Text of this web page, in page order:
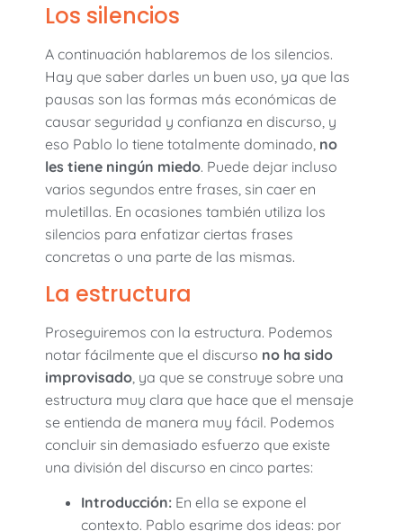
Los silencios
A continuación hablaremos de los silencios.
Hay que saber darles un buen uso, ya que las
pausas son las formas más económicas de
causar seguridad y confianza en discurso, y
eso Pablo lo tiene totalmente dominado, no
les tiene ningún miedo. Puede dejar incluso
varios segundos entre frases, sin caer en
muletillas. En ocasiones también utiliza los
silencios para enfatizar ciertas frases
concretas o una parte de las mismas.
La estructura
Proseguiremos con la estructura. Podemos
notar fácilmente que el discurso no ha sido
improvisado , ya que se construye sobre una
estructura muy clara que hace que el mensaje
se entienda de manera muy fácil. Podemos
concluir sin demasiado esfuerzo que existe
una división del discurso en cinco partes:
Introducción: En ella se expone el
contexto. Pablo esgrime dos ideas: por